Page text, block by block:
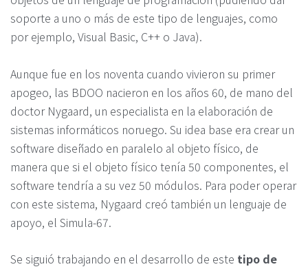
soporte a uno o más de este tipo de lenguajes, como
por ejemplo, Visual Basic, C++ o Java).
Aunque fue en los noventa cuando vivieron su primer
apogeo, las BDOO nacieron en los años 60, de mano del
doctor Nygaard, un especialista en la elaboración de
sistemas informáticos noruego. Su idea base era crear un
software diseñado en paralelo al objeto físico, de
manera que si el objeto físico tenía 50 componentes, el
software tendría a su vez 50 módulos. Para poder operar
con este sistema, Nygaard creó también un lenguaje de
apoyo, el Simula-67.
Se siguió trabajando en el desarrollo de este tipo de